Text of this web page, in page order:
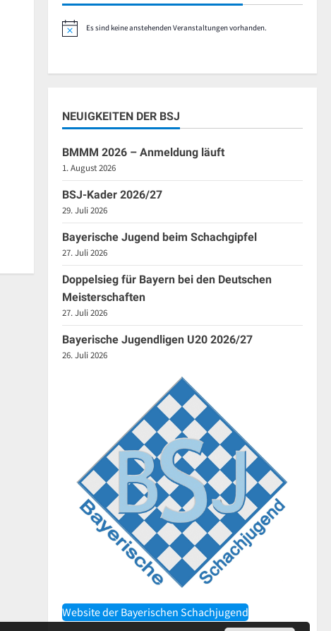
HinweisEs sind keine anstehenden Veranstaltungen vorhanden.
NEUIGKEITEN DER BSJ
BMMM 2026 – Anmeldung läuft
1. August 2026
BSJ-Kader 2026/27
29. Juli 2026
Bayerische Jugend beim Schachgipfel
27. Juli 2026
Doppelsieg für Bayern bei den Deutschen
Meisterschaften
27. Juli 2026
Bayerische Jugendligen U20 2026/27
26. Juli 2026
Website der Bayerischen Schachjugend